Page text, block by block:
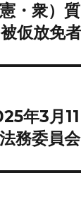
・衆）
仮放免者
年3月
務委員会